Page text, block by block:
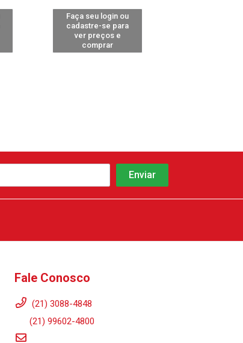
Faça seu login ou
cadastre-se para
ver preços e
comprar
Fale Conosco
(21) 3088-4848
(21) 99602-4800